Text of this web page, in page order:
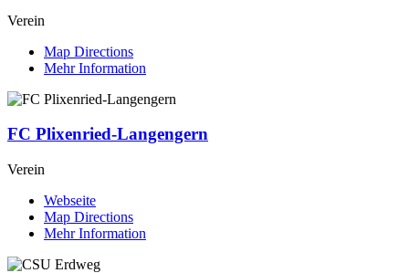
Verein
Map Directions
Mehr Information
FC Plixenried-Langengern
Verein
Webseite
Map Directions
Mehr Information